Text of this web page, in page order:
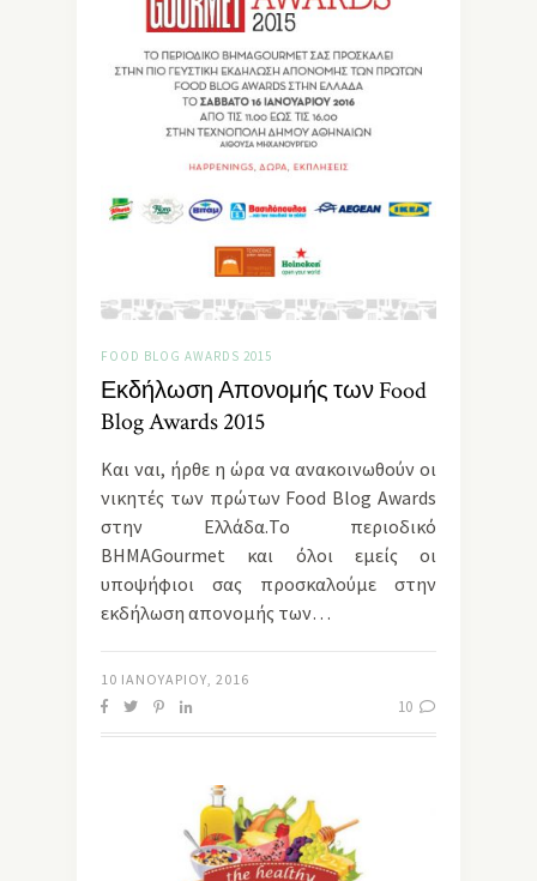
FOOD BLOG AWARDS 2015
Εκδήλωση Απονομής των Food
Blog Awards 2015
Και ναι, ήρθε η ώρα να ανακοινωθούν οι
νικητές των πρώτων Food Blog Awards
στην Ελλάδα.Το περιοδικό
ΒΗΜΑGourmet και όλοι εμείς οι
υποψήφιοι σας προσκαλούμε στην
εκδήλωση απονομής των…
10 ΙΑΝΟΥΑΡΊΟΥ, 2016
10